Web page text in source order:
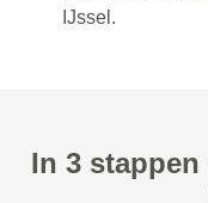
IJssel.
In 3